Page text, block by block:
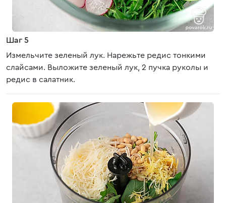
Шаг 5
Измельчите зеленый лук. Нарежьте редис тонкими
слайсами. Выложите зеленый лук, 2 пучка руколы и
редис в салатник.